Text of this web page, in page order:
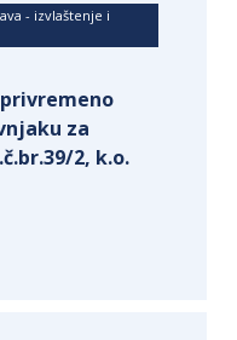
- izvlaštenje i
za
2, k.o.